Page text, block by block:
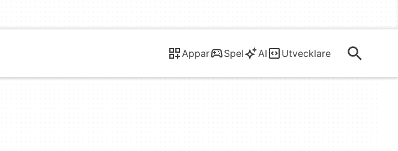
Appar Spel AI Utvecklare